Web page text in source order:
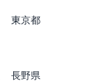
東京都
長野県